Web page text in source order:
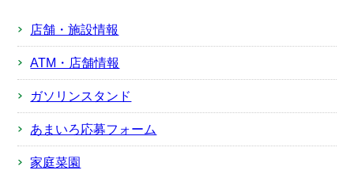
店舗・施設情報
ATM・店舗情報
ガソリンスタンド
あまいろ応募フォーム
家庭菜園